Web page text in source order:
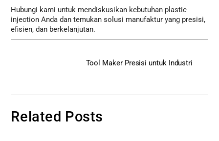
Hubungi kami untuk mendiskusikan kebutuhan plastic
injection Anda dan temukan solusi manufaktur yang presisi,
efisien, dan berkelanjutan.
Tool Maker Presisi untuk Industri
Related Posts